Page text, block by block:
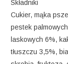
Składniki
Cukier, mąka
pestek
laskowych 6%,
tłuszczu 3,5%,